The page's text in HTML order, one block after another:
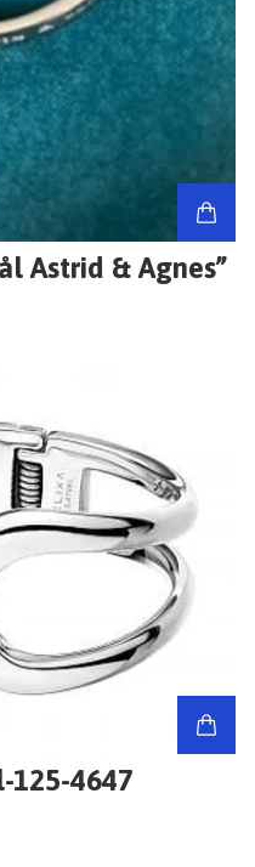
Astrid & Agnes”
125-4647